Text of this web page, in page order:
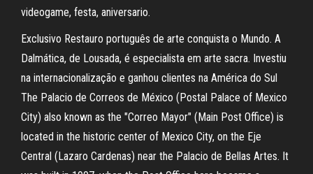
videogame, festa, aniversario.
Exclusivo Restauro português de arte conquista o Mundo. A
Dalmática, de Lousada, é especialista em arte sacra. Investiu
na internacionalização e ganhou clientes na América do Sul
The Palacio de Correos de México (Postal Palace of Mexico
City) also known as the "Correo Mayor" (Main Post Office) is
located in the historic center of Mexico City, on the Eje
Central (Lazaro Cardenas) near the Palacio de Bellas Artes. It